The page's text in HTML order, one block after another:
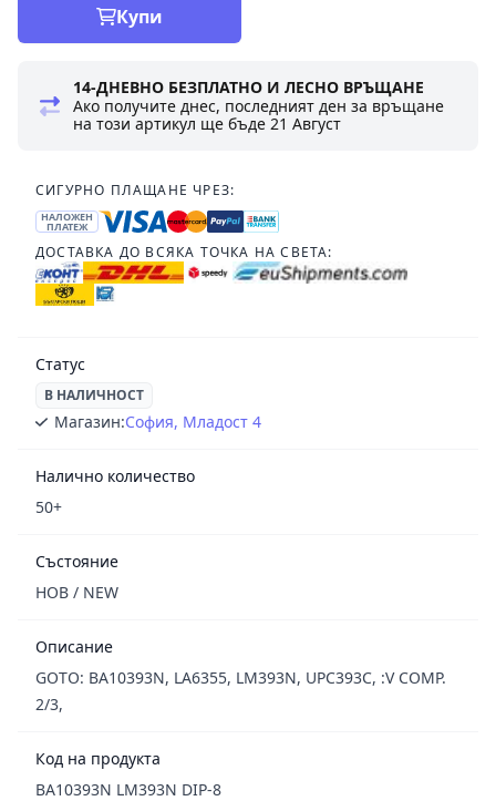
Купи
14-ДНЕВНО БЕЗПЛАТНО И ЛЕСНО ВРЪЩАНЕ
Ако получите днес, последният ден за връщане
на този артикул ще бъде21 Август
СИГУРНО ПЛАЩАНЕ ЧРЕЗ:
НАЛОЖЕН
ПЛАТЕЖ
ДОСТАВКА ДО ВСЯКА ТОЧКА НА СВЕТА:
Статус
В НАЛИЧНОСТ
Магазин:София, Младост 4
Налично количество
50+
Състояние
НОВ / NEW
Описание
GOTO: BA10393N, LA6355, LM393N, UPC393C, :V COMP.
2/3,
Код на продукта
BA10393N LM393N DIP-8